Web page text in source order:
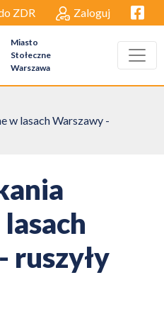
ZDR Zaloguj
Miasto
Stołeczne
Warszawa
w lasach Warszawy -
ruszyły